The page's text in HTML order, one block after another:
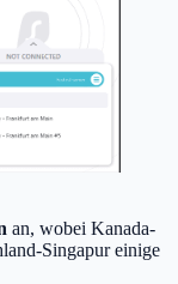
an, wobei Kanada-
Singapur einige